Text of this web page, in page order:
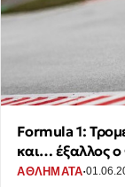
Formula 1:
και… έξαλλος
ΑΘΛΗΜΑΤΑ·